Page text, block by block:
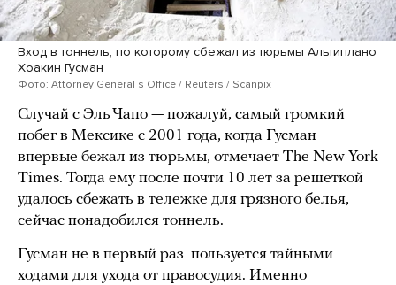
Вход в тоннель, по которому сбежал из тюрьмы Альтиплано
Хоакин Гусман
Фото: Attorney General s Office / Reuters / Scanpix
Случай с Эль Чапо — пожалуй, самый громкий
побег в Мексике с 2001 года, когда Гусман
впервые бежал из тюрьмы, отмечает The New York
Times. Тогда ему после почти 10 лет за решеткой
удалось сбежать в тележке для грязного белья,
сейчас понадобился тоннель.
Гусман не в первый раз пользуется тайными
ходами для ухода от правосудия. Именно